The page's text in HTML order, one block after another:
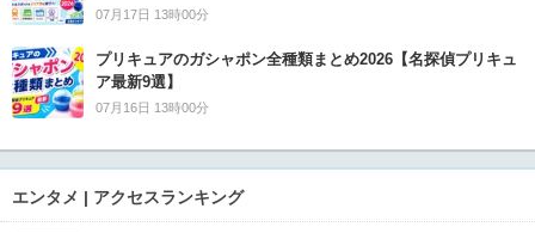
07月17日 13時00分
プリキュアのガシャポン全種類まとめ2026【名探偵プリキュ
ア最新9選】
07月16日 13時00分
エンタメ | アクセスランキング